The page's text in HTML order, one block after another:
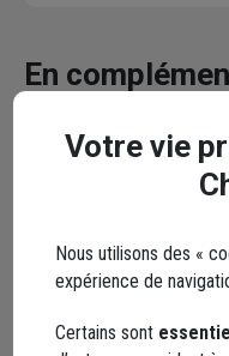
En
Votre vie
Nous utilisons des «
expérience de
Certains sont